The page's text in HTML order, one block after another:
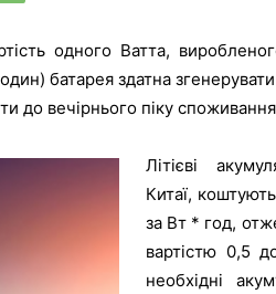
одного Ватта,
батарея здатна
до вечірнього піку
Літієві
Китаї,
за Вт * год,
вартістю 0,5
необхідні